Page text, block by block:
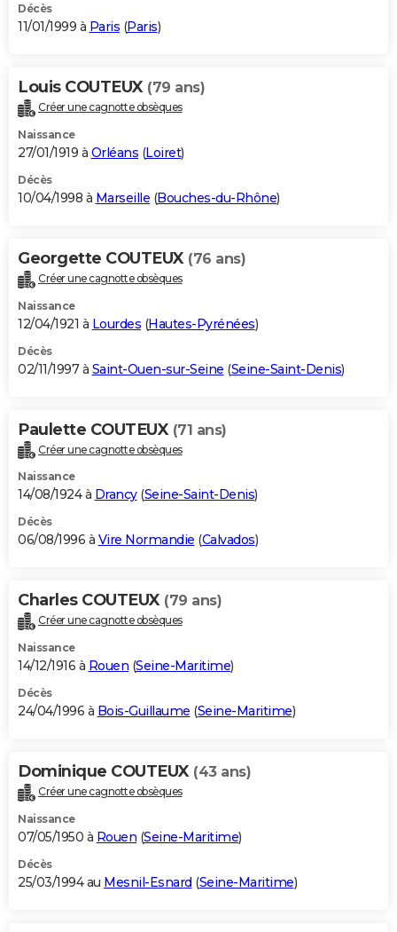
Décès
11/01/1999 à Paris (Paris)
Louis COUTEUX (79 ans)
Créer une cagnotte obsèques
Naissance
27/01/1919 à Orléans (Loiret)
Décès
10/04/1998 à Marseille (Bouches-du-Rhône)
Georgette COUTEUX (76 ans)
Créer une cagnotte obsèques
Naissance
12/04/1921 à Lourdes (Hautes-Pyrénées)
Décès
02/11/1997 à Saint-Ouen-sur-Seine (Seine-Saint-Denis)
Paulette COUTEUX (71 ans)
Créer une cagnotte obsèques
Naissance
14/08/1924 à Drancy(Seine-Saint-Denis)
Décès
06/08/1996 à Vire Normandie (Calvados)
Charles COUTEUX (79 ans)
Créer une cagnotte obsèques
Naissance
14/12/1916 à Rouen (Seine-Maritime)
Décès
24/04/1996 à Bois-Guillaume (Seine-Maritime)
Dominique COUTEUX (43 ans)
Créer une cagnotte obsèques
Naissance
07/05/1950 à Rouen (Seine-Maritime)
Décès
25/03/1994 au Mesnil-Esnard (Seine-Maritime)